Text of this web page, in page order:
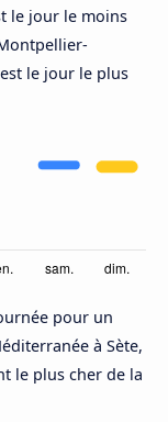
le jour le moins
est le jour le plus
pour un
à Sète,
le plus cher de la